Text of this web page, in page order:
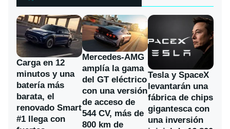
Carga en 12
minutos y una
batería más
barata, el
renovado Smart
#1 llega con
Mercedes-AMG
amplía la gama
del GT eléctrico
con una versión
de acceso de
544 CV, más de
800 km de
Tesla y SpaceX
levantarán una
fábrica de chips
gigantesca con
una inversión